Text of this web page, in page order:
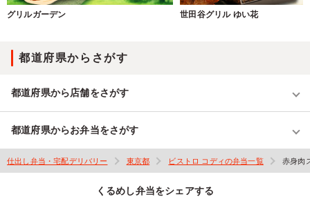
グリルガーデン 世田谷グリル ゆい花
都道府県からさがす
都道府県から店舗をさがす
都道府県からお弁当をさがす
仕出し弁当・宅配デリバリー 東京都 ビストロ コディの弁当一覧 赤身肉
くるめし弁当をシェアする